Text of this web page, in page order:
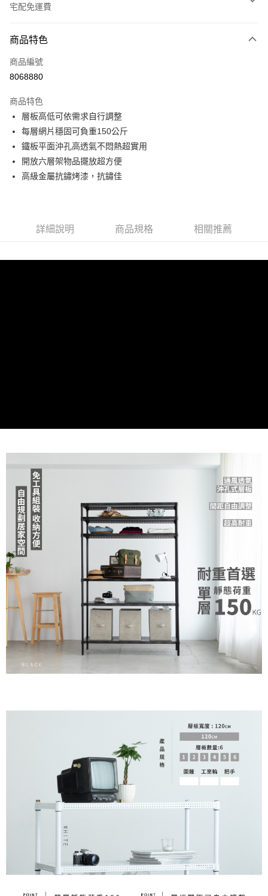
宅配免運費
信用卡一次付款
LINE Pay
全盈+PAY
ATM付款
運送方式
商品特色
商品編號
8068880
商品特色
層板高低可依需求自行調整
每層網片穩固可負重150公斤
鐵板平面沖孔高透氣不悶熱超實用
開放六層架物品擺放超方便
高級金屬抗鏽烤漆，抗鏽佳
詳細說明 商品規格 相關推薦